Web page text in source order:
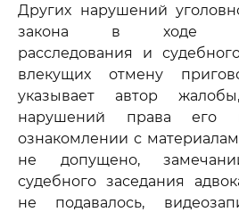
Других нарушений
закона в ходе
расследования и
влекущих отмену
указывает автор
нарушений права его
ознакомлении с
не допущено,
судебного заседания
не подавалось,